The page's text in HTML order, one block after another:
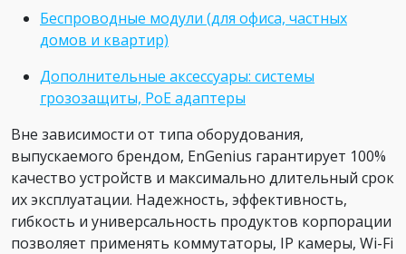
Беспроводные модули (для офиса, частных
домов и квартир)
Дополнительные аксессуары: системы
грозозащиты, PoE адаптеры
Вне зависимости от типа оборудования,
выпускаемого брендом, EnGenius гарантирует 100%
качество устройств и максимально длительный срок
их эксплуатации. Надежность, эффективность,
гибкость и универсальность продуктов корпорации
позволяет применять коммутаторы, IP камеры, Wi-Fi